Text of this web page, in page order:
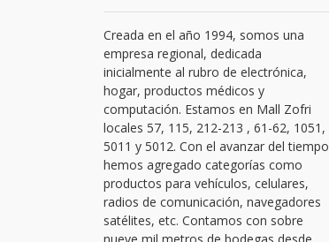
Creada en el año 1994, somos una
empresa regional, dedicada
inicialmente al rubro de electrónica,
hogar, productos médicos y
computación. Estamos en Mall Zofri
locales 57, 115, 212-213 , 61-62, 1051,
5011 y 5012. Con el avanzar del tiempo
hemos agregado categorías como
productos para vehículos, celulares,
radios de comunicación, navegadores
satélites, etc. Contamos con sobre
nueve mil metros de bodegas desde